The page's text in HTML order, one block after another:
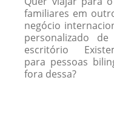
familiares em
negócio
personalizado
escritório
para pessoas
fora dessa?